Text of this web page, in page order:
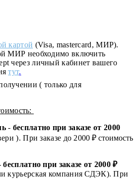
картой (Visa, mastercard, МИР).
МИР необходимо включить
через личный кабинет вашего
тут.
( только для
- бесплатно при заказе от 2000
). При заказе до 2000 ₽ стоимость
бесплатно при заказе от 2000 ₽
курьерская компания СДЭК). При